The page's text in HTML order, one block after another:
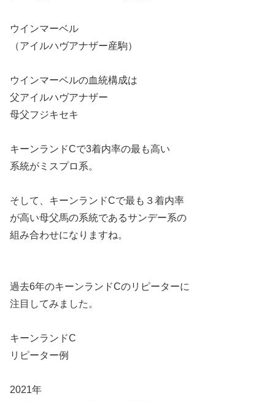
ウインマーベル
（アイルハヴアナザー産駒）
ウインマーベルの血統構成は
父アイルハヴアナザー
母父フジキセキ
キーンランドCで3着内率の最も高い
系統がミスプロ系。
そして、キーンランドCで最も３着内率
が高い母父馬の系統であるサンデー系の
組み合わせになりますね。
過去6年のキーンランドCのリピーターに
注目してみました。
キーンランドC
リピーター例
2021年